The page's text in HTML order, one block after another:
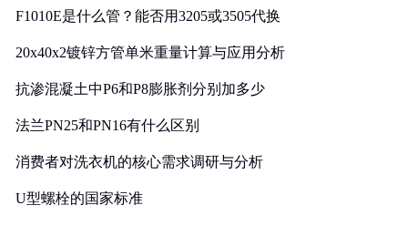
F1010E是什么管？能否用3205或3505代换
20x40x2镀锌方管单米重量计算与应用分析
抗渗混凝土中P6和P8膨胀剂分别加多少
法兰PN25和PN16有什么区别
消费者对洗衣机的核心需求调研与分析
U型螺栓的国家标准